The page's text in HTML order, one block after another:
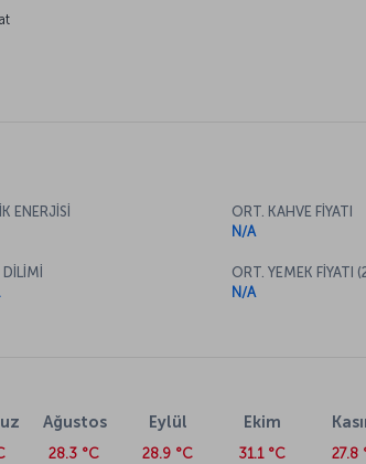
ENERJİSİ
ORT. KAHVE FİYATI
N/A
ORT. YEMEK FİYATI
N/A
Ağustos
28.3 °C
Eylül
28.9 °C
Ekim
31.1 °C 27.8